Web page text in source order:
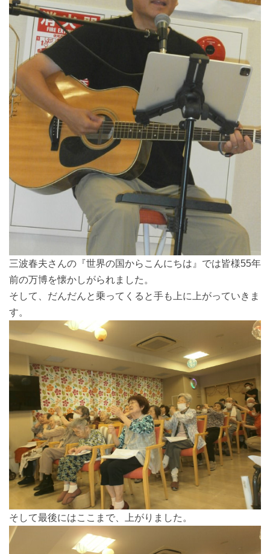
三波春夫さんの『世界の国からこんにちは』では皆様55年
前の万博を懐かしがられました。
そして、だんだんと乗ってくると手も上に上がっていきま
す。
そして最後にはここまで、上がりました。